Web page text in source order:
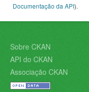
Documentação da API).
Sobre CKAN
API do CKAN
Associação CKAN